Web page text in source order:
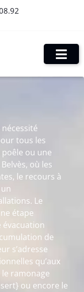
tous les
ou une
où les
le recours à
Le
étape
de
s’adresse
qu’aux
ramonage
ou encore le